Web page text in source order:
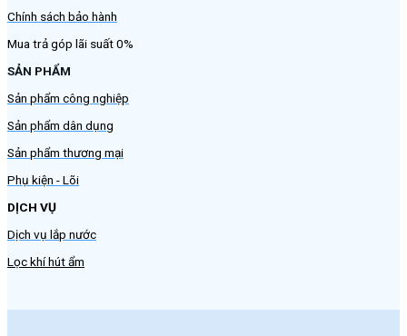
Chính sách bảo hành
Mua trả góp lãi suất 0%
SẢN PHẨM
Sản phẩm công nghiệp
Sản phẩm dân dụng
Sản phẩm thương mại
Phụ kiện - Lõi
DỊCH VỤ
Dịch vụ lắp nước
Lọc khí hút ẩm